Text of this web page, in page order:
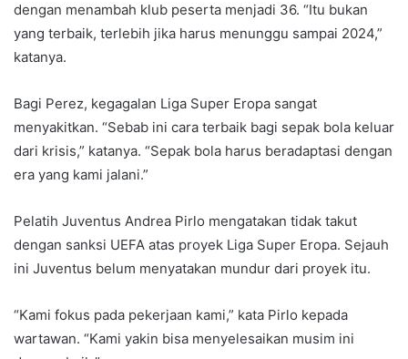
dengan menambah klub peserta menjadi 36. “Itu bukan
yang terbaik, terlebih jika harus menunggu sampai 2024,”
katanya.
Bagi Perez, kegagalan Liga Super Eropa sangat
menyakitkan. “Sebab ini cara terbaik bagi sepak bola keluar
dari krisis,” katanya. “Sepak bola harus beradaptasi dengan
era yang kami jalani.”
Pelatih Juventus Andrea Pirlo mengatakan tidak takut
dengan sanksi UEFA atas proyek Liga Super Eropa. Sejauh
ini Juventus belum menyatakan mundur dari proyek itu.
“Kami fokus pada pekerjaan kami,” kata Pirlo kepada
wartawan. “Kami yakin bisa menyelesaikan musim ini